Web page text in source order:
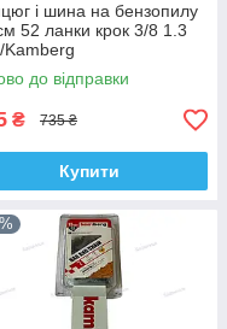
і шина на бензопилу
52 ланки крок 3/8 1.3
до відправки
₴ 735 ₴
Купити